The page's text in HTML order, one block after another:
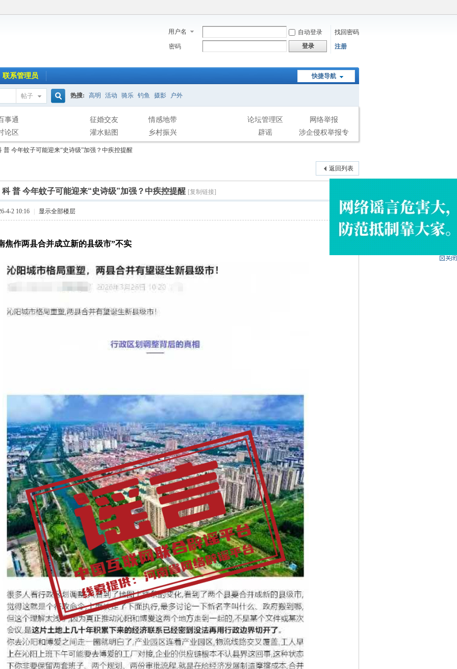
用户名 自动登录
找回密码
密码
登录 注册
快捷导航
联系管理员
帖子
索
热搜: 高明 活动 骑乐 钓鱼 摄影 户外
事通
论区
征婚交友
情感地带
灌水贴图
乡村振兴
论坛管理区
网络举报
辟谣
涉企侵权举报专
区
普 今年蚊子可能迎来“史诗级”加强？中疾控提醒
返回列表
科 普 今年蚊子可能迎来“史诗级”加强？中疾控提醒 [复制链接]
4-2 10:16 显示全部楼层
焦作两县合并成立新的县级市”不实